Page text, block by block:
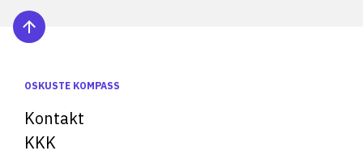
OSKUSTE KOMPASS
Kontakt
KKK